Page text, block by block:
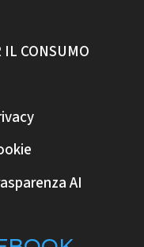
CONSUMO
AI